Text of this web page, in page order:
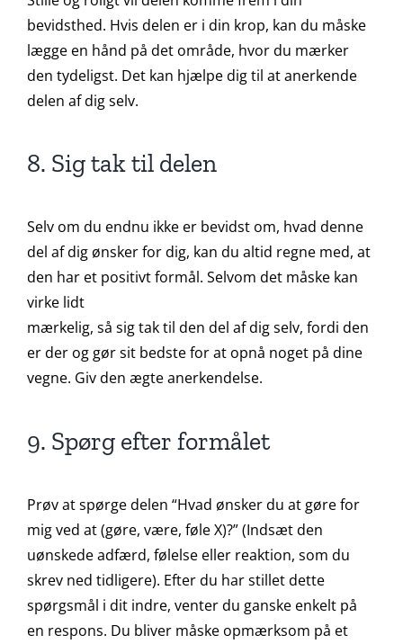
bevidsthed. Hvis delen er i din krop, kan du måske
lægge en hånd på det område, hvor du mærker
den tydeligst. Det kan hjælpe dig til at anerkende
delen af dig selv.
8. Sig tak til delen
Selv om du endnu ikke er bevidst om, hvad denne
del af dig ønsker for dig, kan du altid regne med, at
den har et positivt formål. Selvom det måske kan
virke lidt
mærkelig, så sig tak til den del af dig selv, fordi den
er der og gør sit bedste for at opnå noget på dine
vegne. Giv den ægte anerkendelse.
9. Spørg efter formålet
Prøv at spørge delen “Hvad ønsker du at gøre for
mig ved at (gøre, være, føle X)?” (Indsæt den
uønskede adfærd, følelse eller reaktion, som du
skrev ned tidligere). Efter du har stillet dette
spørgsmål i dit indre, venter du ganske enkelt på
en respons. Du bliver måske opmærksom på et